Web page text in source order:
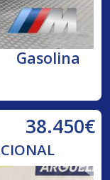
Gasolina
38.450€